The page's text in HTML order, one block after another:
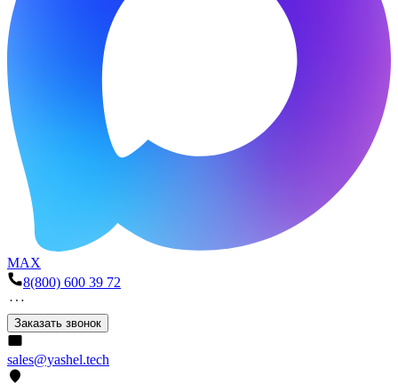
MAX
8(800) 600 39 72
Заказать звонок
sales@yashel.tech